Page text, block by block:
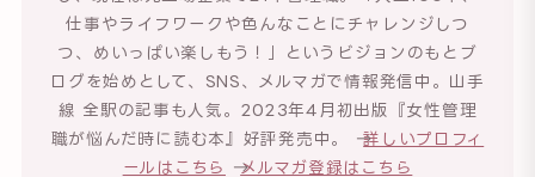
仕事やライフワークや色んなことにチャレンジしつ
つ、めいっぱい楽しもう！」というビジョンのもとブ
ログを始めとして、SNS、メルマガで情報発信中。山手
線 全駅の記事も人気。2023年4月初出版『女性管理
職が悩んだ時に読む本』好評発売中。 →詳しいプロフィ
ールはこちら
→メルマガ登録はこちら